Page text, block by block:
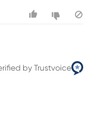
by Trustvoice